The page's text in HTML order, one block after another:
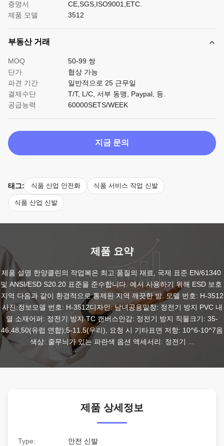
증명서
CE,SGS,ISO9001,ETC.
제품 모델
3512
부동산 거래
MOQ
50-99 쌍
단가
협상 가능
파견 기간
일반적으로 25 근무일
결제수단
T/T, L/C, 서부 동맹, Paypal, 등.
공급능력
60000SETS/WEEK
지금 문의
태그: 식품 산업 안전화 식품 서비스 작업 신발
식품 산업 신발
제품 요약
제품 설명 한양클린의 작업복은 최고 품질의 재료, 국제 표준 EN/61340
및 ANSI/ESD S20.20 표준을 준수합니다. 에서 사용하기 위해 ESD 보호
지역 다음과 같이 환경적으로 통제된 지역 깨끗한 방. 모델 번호: H-3512
사진:정보모델 번호: H-3512디자인: 남녀공용밑창: 정전기 방지 PVC 내
열 소재어퍼: 정전기 방지 TC 캔버스안감: 정전기 방지 직물크기: 35-
46,48,50(유럽 ​​연합);5-11.5(우리), 요청 시 기타표면 저항: 10^6-10^7옴
색상: 줄무늬가 있는 파란색 옵션 액세서리: 정전기 ...
제품 상세정보
Type:
안전 신발